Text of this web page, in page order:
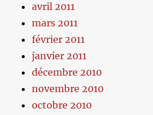
avril 2011
mars 2011
février 2011
janvier 2011
décembre 2010
novembre 2010
octobre 2010